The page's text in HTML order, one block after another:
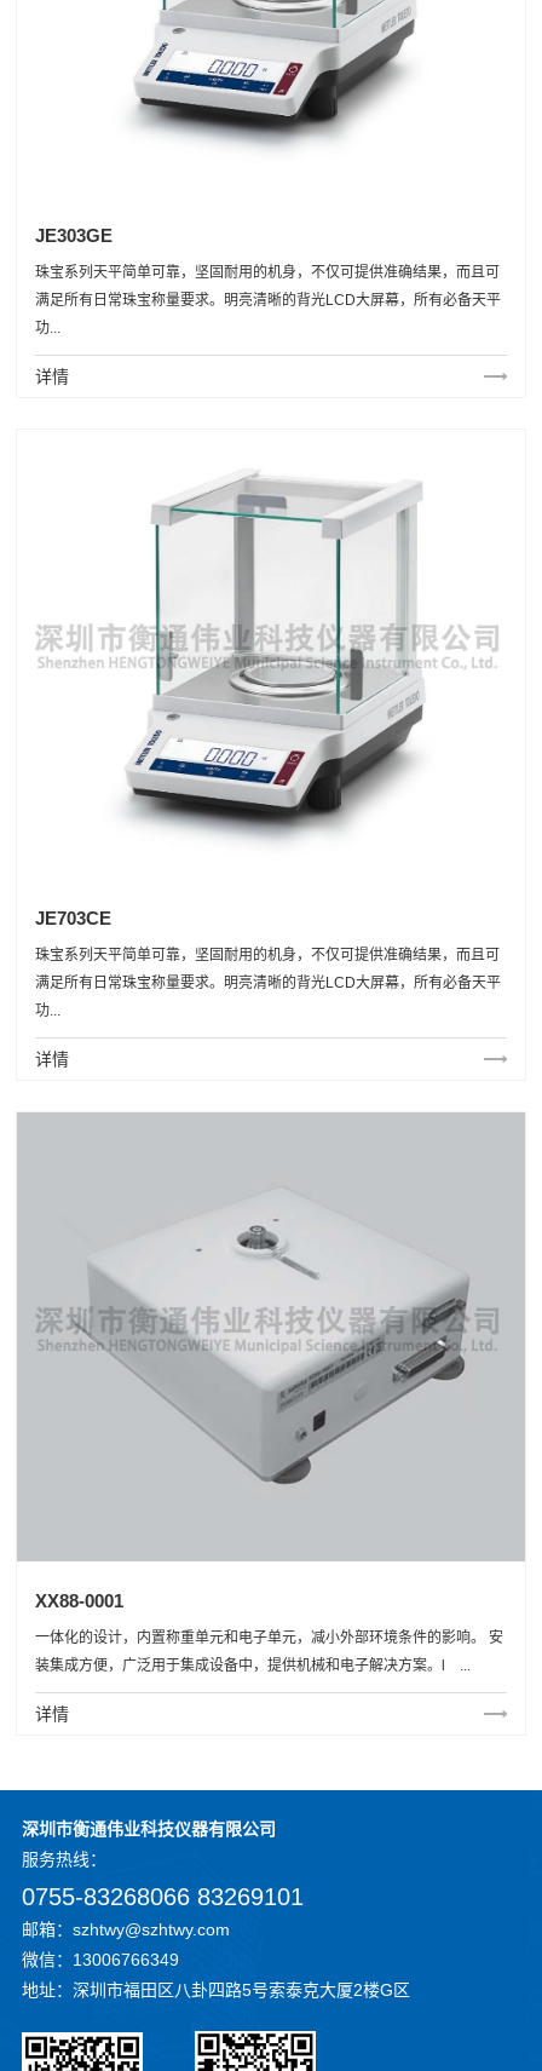
JE303GE
珠宝系列天平简单可靠，坚固耐用的机身，不仅可提供准确结果，而且可
满足所有日常珠宝称量要求。明亮清晰的背光LCD大屏幕，所有必备天平
功...
详情
JE703CE
珠宝系列天平简单可靠，坚固耐用的机身，不仅可提供准确结果，而且可
满足所有日常珠宝称量要求。明亮清晰的背光LCD大屏幕，所有必备天平
功...
详情
XX88-0001
一体化的设计，内置称重单元和电子单元，减小外部环境条件的影响。 安
装集成方便，广泛用于集成设备中，提供机械和电子解决方案。l ...
详情
深圳市衡通伟业科技仪器有限公司
服务热线：
0755-83268066 83269101
邮箱：szhtwy@szhtwy.com
微信：13006766349
地址：深圳市福田区八卦四路5号索泰克大厦2楼G区